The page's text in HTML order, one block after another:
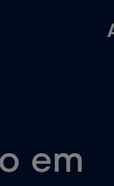
em